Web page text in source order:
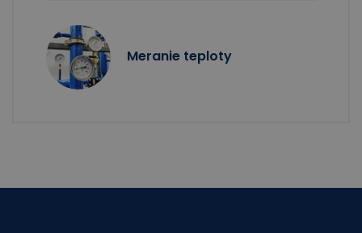
Meranie teploty